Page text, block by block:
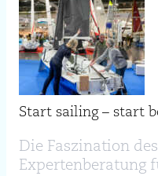
Start sailing – start
Die Faszination
Expertenberatung